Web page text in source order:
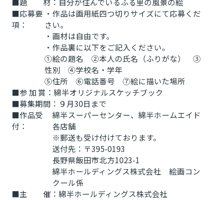
■応募要
項：
・作品は画用紙四つ切りサイズにて応募くだ
さい。
・画材は自由です。
・作品裏に以下をご記入ください。
①絵の題名 ②本人の氏名（ふりがな） ③
性別 ④学校名・学年
⑤住所 ⑥電話番号 ⑦絵に描いた場所
■参 加 賞： 綿半オリジナルスケッチブック
■募集期間： ９月30日まで
■作品受
付：
綿半スーパーセンター、綿半ホームエイド
各店舗
※郵送も受け付けております。
送付先：〒395-0193
長野県飯田市北方1023-1
綿半ホールディングス株式会社 絵画コン
クール係
■主 催： 綿半ホールディングス株式会社